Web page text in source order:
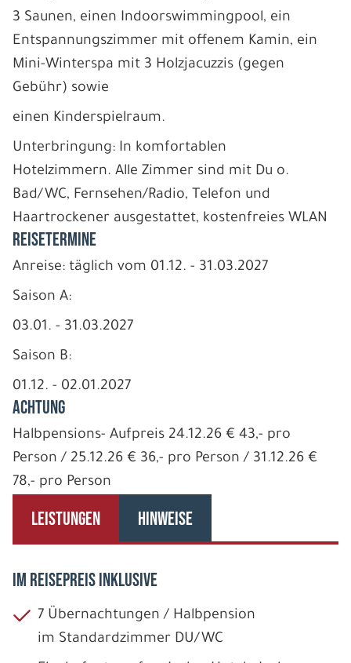
3 Saunen, einen Indoorswimmingpool, ein
Entspannungszimmer mit offenem Kamin, ein
Mini-Winterspa mit 3 Holzjacuzzis (gegen
Gebühr) sowie
einen Kinderspielraum.
Unterbringung: In komfortablen
Hotelzimmern. Alle Zimmer sind mit Du o.
Bad/WC, Fernsehen/Radio, Telefon und
Haartrockener ausgestattet, kostenfreies WLAN
REISETERMINE
Anreise: täglich vom 01.12. - 31.03.2027
Saison A:
03.01. - 31.03.2027
Saison B:
01.12. - 02.01.2027
ACHTUNG
Halbpensions- Aufpreis 24.12.26 € 43,- pro
Person / 25.12.26 € 36,- pro Person / 31.12.26 €
78,- pro Person
LEISTUNGEN HINWEISE
IM REISEPREIS INKLUSIVE
7 Übernachtungen / Halbpension
im Standardzimmer DU/WC